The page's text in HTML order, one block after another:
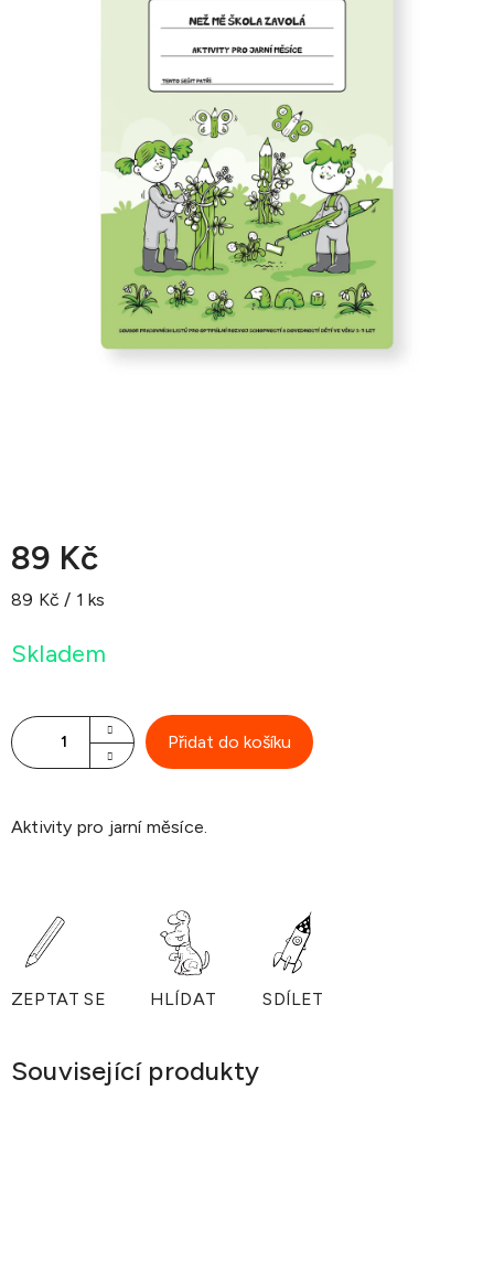
89 Kč
Měrná
89 Kč / 1 ks
Skladem
Přidat do košíku
Aktivity pro jarní měsíce.
ZEPTAT SE HLÍDAT SDÍLET
Související produkty